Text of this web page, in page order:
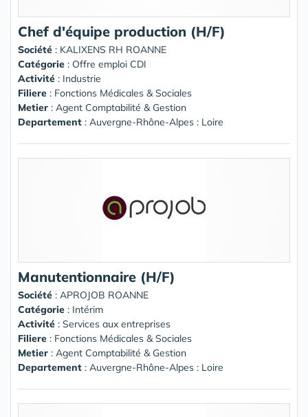
Chef d'équipe production (H/F)
Société : KALIXENS RH ROANNE
Catégorie : Offre emploi CDI
Activité : Industrie
Filiere : Fonctions Médicales & Sociales
Metier : Agent Comptabilité & Gestion
Departement : Auvergne-Rhône-Alpes : Loire
Manutentionnaire (H/F)
Société : APROJOB ROANNE
Catégorie : Intérim
Activité : Services aux entreprises
Filiere : Fonctions Médicales & Sociales
Metier : Agent Comptabilité & Gestion
Departement : Auvergne-Rhône-Alpes : Loire